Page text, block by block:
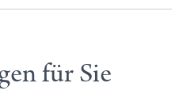
für Sie